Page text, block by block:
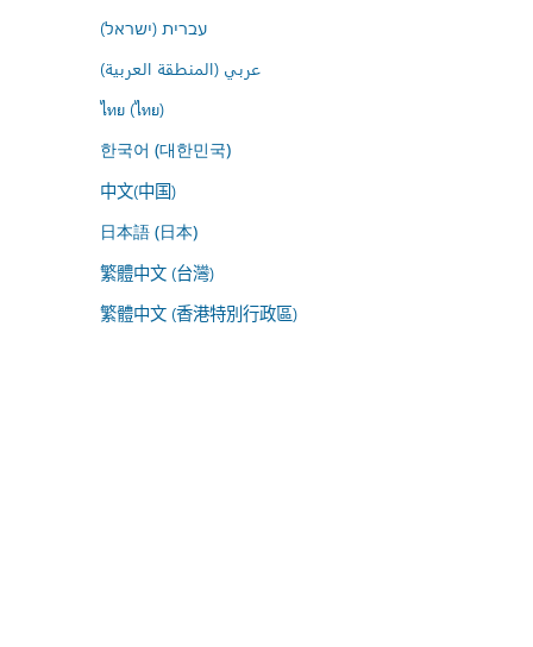
עברית (ישראל)
عربي (المنطقة العربية)
ไทย (ไทย)
한국어 (대한민국)
中文(中国)
日本語 (日本)
繁體中文 (台灣)
繁體中文 (香港特別行政區)